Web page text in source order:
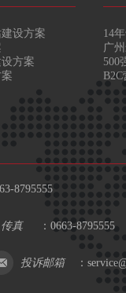
设方案
方案
14
广
500
8795555
传真 ：0663-8795555
投诉邮箱 ：